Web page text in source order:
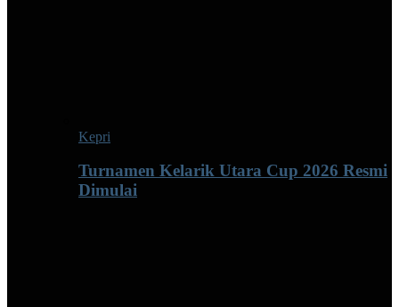
Kepri
Turnamen Kelarik Utara Cup 2026 Resmi
Dimulai